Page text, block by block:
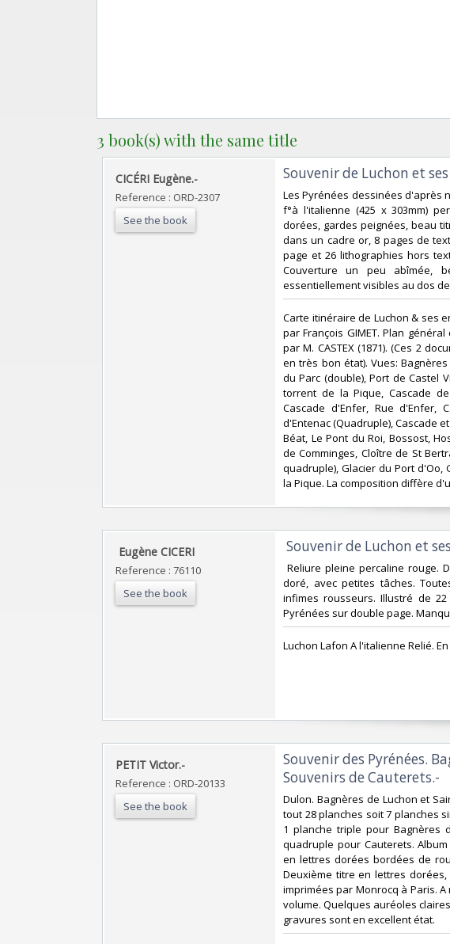
3 book(s) with the same title
‎CICÉRI Eugène.-‎
Reference : ORD-2307
See the book
‎Souvenir de Luchon et
‎Les Pyrénées dessinées d'après
f°à l'italienne (425 x 303mm)
dorées, gardes peignées, beau
dans un cadre or, 8 pages de
page et 26 lithographies hors
Couverture un peu abîmée,
essentiellement visibles au dos
‎Carte itinéraire de Luchon & ses
par François GIMET. Plan
par M. CASTEX (1871). (Ces 2
en très bon état). Vues:
du Parc (double), Port de Castel
torrent de la Pique, Cascade
Cascade d'Enfer, Rue d'Enfer,
d'Entenac (Quadruple), Cascade
Béat, Le Pont du Roi, Bossost,
de Comminges, Cloître de St
quadruple), Glacier du Port d'Oo,
la Pique. La composition diffère
‎ Eugène CICERI ‎
Reference : 76110
See the book
Souvenir de Luchon et
Reliure pleine percaline rouge.
doré, avec petites tâches.
infimes rousseurs. Illustré de
Pyrénées sur double page.
‎Luchon Lafon A l'italienne Relié.
‎PETIT Victor.-‎
Reference : ORD-20133
See the book
‎Souvenir des Pyrénées.
Souvenirs de Cauterets.-‎
‎Dulon. Bagnères de Luchon et
tout 28 planches soit 7 planches
1 planche triple pour Bagnères
quadruple pour Cauterets.
en lettres dorées bordées de
Deuxième titre en lettres
imprimées par Monrocq à Paris.
volume. Quelques auréoles
gravures sont en excellent état.‎